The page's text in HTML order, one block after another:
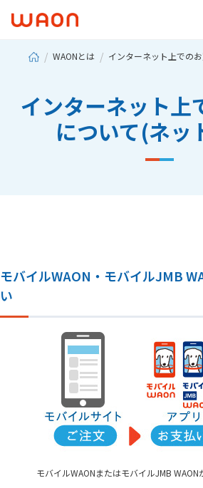
WAONとは インターネット上での
インターネット上
について(ネッ
モバイルWAON・モバイルJMB
い
モバイルWAONまたはモバイルJMB WAON